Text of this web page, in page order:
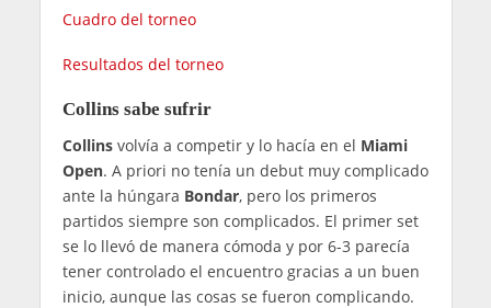
Cuadro del torneo
Resultados del torneo
Collins sabe sufrir
Collinsvolvía a competir y lo hacía en el Miami
Open. A priori no tenía un debut muy complicado
ante la húngara Bondar, pero los primeros
partidos siempre son complicados. El primer set
se lo llevó de manera cómoda y por 6-3 parecía
tener controlado el encuentro gracias a un buen
inicio, aunque las cosas se fueron complicando.